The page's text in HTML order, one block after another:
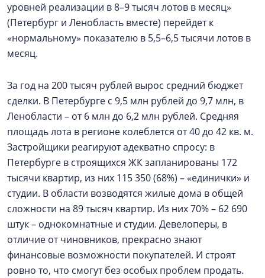
уровней реализации в 8–9 тысяч лотов в месяц»
(Петербург и Ленобласть вместе) перейдет к
«нормальному» показателю в 5,5–6,5 тысячи лотов в
месяц.
За год на 200 тысяч рублей вырос средний бюджет
сделки. В Петербурге с 9,5 млн рублей до 9,7 млн, в
Ленобласти – от 6 млн до 6,2 млн рублей. Средняя
площадь лота в регионе колеблется от 40 до 42 кв. м.
Застройщики реагируют адекватно спросу: в
Петербурге в строящихся ЖК запланированы 172
тысячи квартир, из них 115 350 (68%) – «единички» и
студии. В области возводятся жилые дома в общей
сложности на 89 тысяч квартир. Из них 70% – 62 690
штук – однокомнатные и студии. Девелоперы, в
отличие от чиновников, прекрасно знают
финансовые возможности покупателей. И строят
ровно то, что смогут без особых проблем продать.